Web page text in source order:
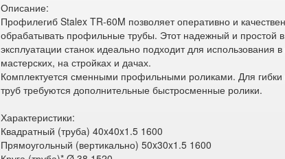
Описание:
Профилегиб Stalex TR-60M позволяет оперативно и
обрабатывать профильные трубы. Этот надежный и простой в
эксплуатации станок идеально подходит для использования в
мастерских, на стройках и дачах.
Комплектуется сменными профильными роликами. Для гибки
труб требуются дополнительные быстросменные ролики.
Характеристики:
Квадратный (труба) 40x40x1.5 1600
Прямоугольный (вертикально) 50x30x1.5 1600